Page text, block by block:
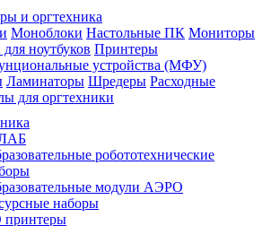
и оргтехника
Моноблоки Настольные ПК Мониторы
ноутбуков Принтеры
устройства (МФУ)
Ламинаторы Шредеры Расходные
для оргтехники
робототехнические
модули АЭРО
наборы
принтеры